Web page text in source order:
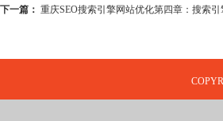
下一篇： 重庆SEO搜索引擎网站优化第四章：搜索